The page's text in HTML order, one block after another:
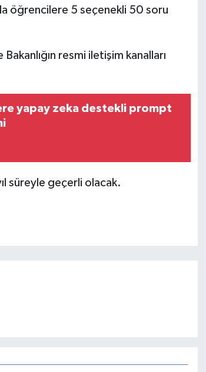
öğrencilere 5 seçenekli 50 soru
resmi iletişim kanalları
yapay zeka destekli prompt
süreyle geçerli olacak.